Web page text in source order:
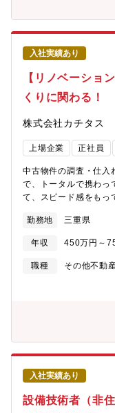
はリクルート出身者
スキルアップを図り
毎月3万円支給★マイ
代、ETCカード、エコ
で最短で2年で店長に
修制度があるため未
具体的には、店舗の
修を受講、専門的なマ
入社実績あり
【リノベーショ
くりに関わる！
株式会社カチタス
上場企業 正社員
中古物件の調査・仕
で、トータルで携わっ
て、スピード感をもっ
に赴き、「どのよう
メージしながら中古
画：お客様が住まい
ームのプランを立て
力】★自身のアイディ
を直接感じることが
はリクルート出身者
スキルアップを図り
毎月3万円支給★マイ
代、ETCカード、エコ
で最短で2年で店長に
修制度があるため未経
具体的には、店舗の
勤務地 三重県
年収 450万円～
職種
その他不動
入社実績あり
設備技術者（非